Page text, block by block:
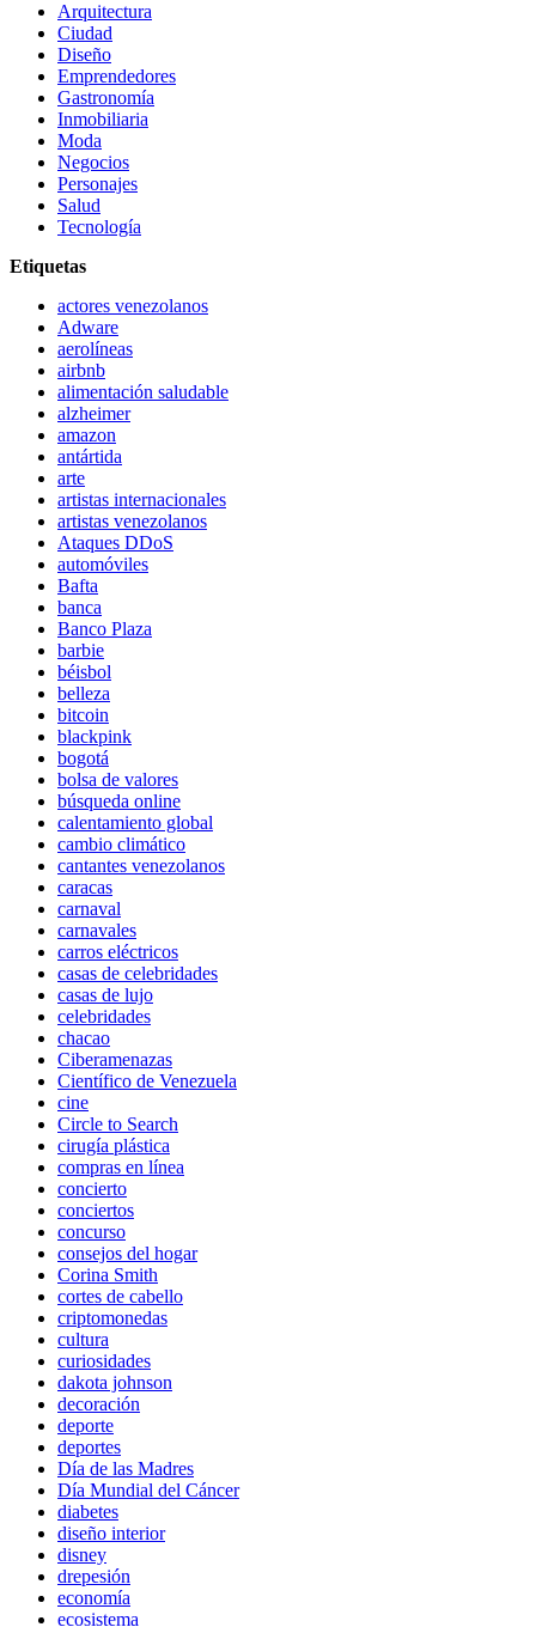
Arquitectura
Ciudad
Diseño
Emprendedores
Gastronomía
Inmobiliaria
Moda
Negocios
Personajes
Salud
Tecnología
Etiquetas
actores venezolanos
Adware
aerolíneas
airbnb
alimentación saludable
alzheimer
amazon
antártida
arte
artistas internacionales
artistas venezolanos
Ataques DDoS
automóviles
Bafta
banca
Banco Plaza
barbie
béisbol
belleza
bitcoin
blackpink
bogotá
bolsa de valores
búsqueda online
calentamiento global
cambio climático
cantantes venezolanos
caracas
carnaval
carnavales
carros eléctricos
casas de celebridades
casas de lujo
celebridades
chacao
Ciberamenazas
Científico de Venezuela
cine
Circle to Search
cirugía plástica
compras en línea
concierto
conciertos
concurso
consejos del hogar
Corina Smith
cortes de cabello
criptomonedas
cultura
curiosidades
dakota johnson
decoración
deporte
deportes
Día de las Madres
Día Mundial del Cáncer
diabetes
diseño interior
disney
drepesión
economía
ecosistema